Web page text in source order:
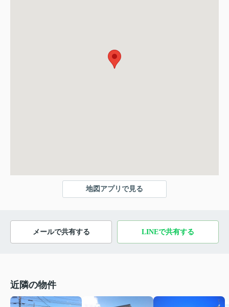
地図アプリで見る
メールで共有する LINEで共有する
近隣の物件